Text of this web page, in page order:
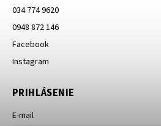
034 774 9620
0948 872 146
Facebook
Instagram
PRIHLÁSENIE
E-mail